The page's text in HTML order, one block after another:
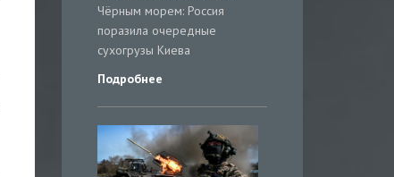
Чёрным морем: Россия
поразила очередные
сухогрузы Киева
Подробнее